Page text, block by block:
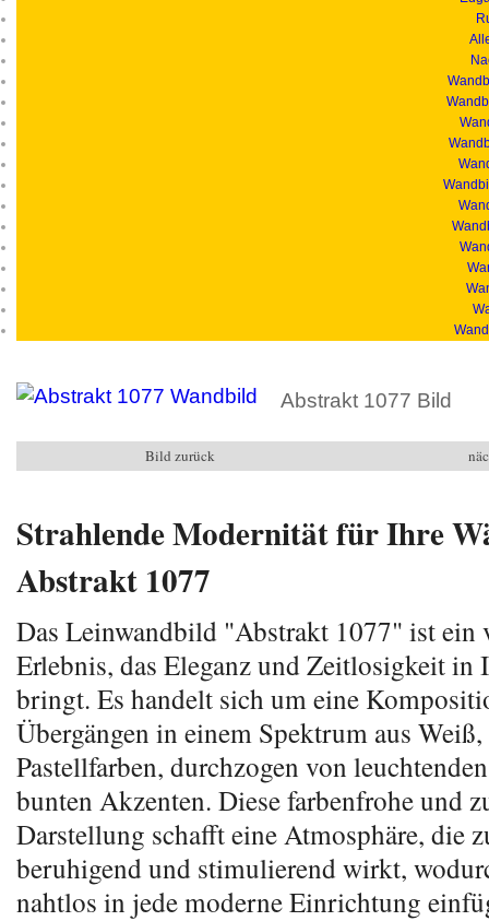
Abstrakt 1077 Bild
Bild zurück
Strahlende Modernität für Ihre
Abstrakt 1077
Das Leinwandbild "Abstrakt 1077" ist ein
Erlebnis, das Eleganz und Zeitlosigkeit in
bringt. Es handelt sich um eine
Übergängen in einem Spektrum aus
Pastellfarben, durchzogen von
bunten Akzenten. Diese farbenfrohe und
Darstellung schafft eine Atmosphäre, die
beruhigend und stimulierend wirkt,
nahtlos in jede moderne Einrichtung